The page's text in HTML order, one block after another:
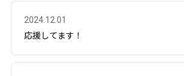
2024.12.01
応援してます！